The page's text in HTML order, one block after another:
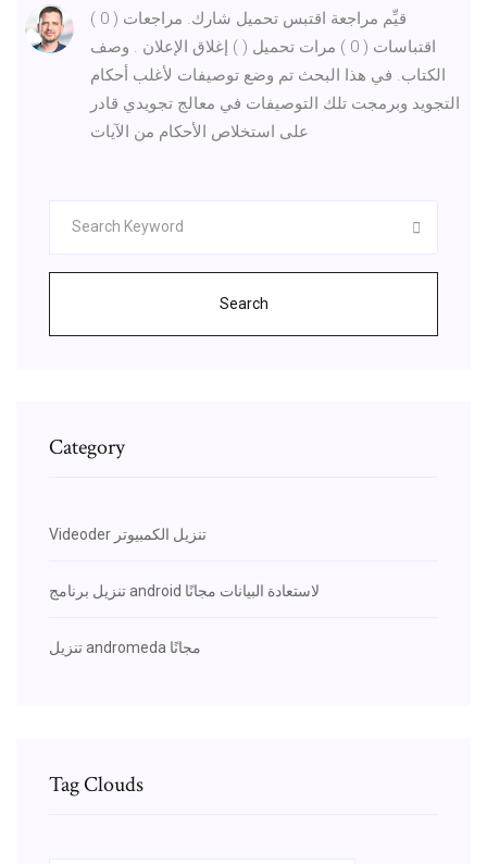
قيِّم مراجعة اقتبس تحميل شارك. مراجعات ( 0 )
اقتباسات ( 0 ) مرات تحميل ( ) إغلاق الإعلان . وصف
الكتاب. في هذا البحث تم وضع توصيفات لأغلب أحكام
التجويد وبرمجت تلك التوصيفات في معالج تجويدي قادر
على استخلاص الأحكام من الآيات
Search
Category
Videoder تنزيل الكمبيوتر
تنزيل برنامج android لاستعادة البيانات مجانًا
تنزيل andromeda مجانًا
Tag Clouds